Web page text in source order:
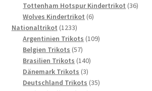
Produkte
Tottenham Hotspur Kindertrikot 3636
Wolves Kindertrikot 66
Nationaltrikot 12331233
Produkte
Argentinien Trikots 109109
Belgien Trikots 5757
Produkte
Brasilien Trikots 140140
Dänemark Trikots 33
Produkte
Deutschland Trikots 3535